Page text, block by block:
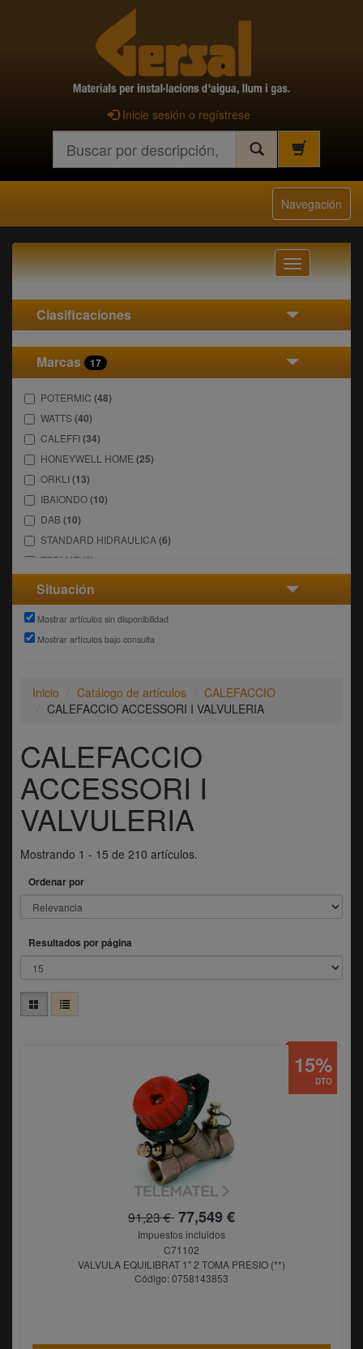
Inicie sesión o regístrese
Navegación
Navegación
Clasificaciones
Marcas 17
POTERMIC (48)
WATTS(40)
CALEFFI(34)
HONEYWELL HOME (25)
ORKLI(13)
IBAIONDO(10)
DAB(10)
STANDARD HIDRAULICA(6)
TERMAT (6)
PARETA(3)
SCHÜTZ(2)
SAUNIER DUVAL(1)
Situación
Mostrar artículos sin disponibilidad
Mostrar artículos bajo consulta
Inicio Catálogo de artículos
CALEFACCIO
CALEFACCIO ACCESSORI I VALVULERIA
CALEFACCIO
ACCESSORI I
VALVULERIA
Mostrando 1 - 15 de 210 artículos.
Ordenar por
Resultados por página
91,23 € 77,549 €
Impuestos incluidos
C71102
VALVULA EQUILIBRAT 1" 2 TOMA PRESIO (**)
Código: 0758143853
DTO
15%